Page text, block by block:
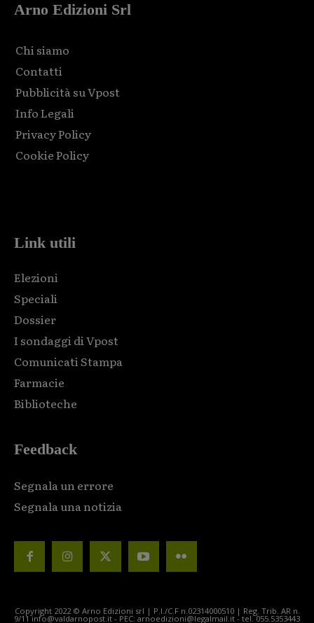
Arno Edizioni Srl
Chi siamo
Contatti
Pubblicità su Vpost
Info Legali
Privacy Policy
Cookie Policy
Link utili
Elezioni
Speciali
Dossier
I sondaggi di Vpost
Comunicati Stampa
Farmacie
Biblioteche
Feedback
Segnala un errore
Segnala una notizia
Copyright 2022 © Arno Edizioni srl | P.I./C.F n.02314000510 | Reg. Trib. AR n.
9/11 info@valdarnopost.it - PEC: arnoedizioni@legalmail.it - tel. 055.5353443